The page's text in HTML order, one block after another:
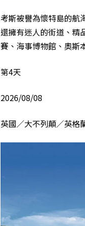
考斯被譽為懷特島的航
還擁有迷人的街道、精
賽、海事博物館、奧斯
第4天
2026/08/08
英國／大不列顛／英格